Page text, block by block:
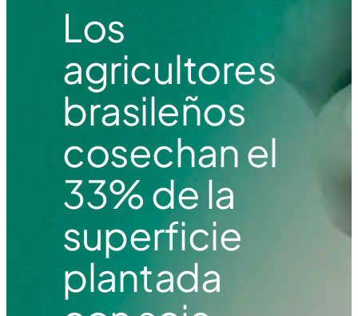
Los
agricultores
brasileños
cosechan el
33% de la
superficie
plantada